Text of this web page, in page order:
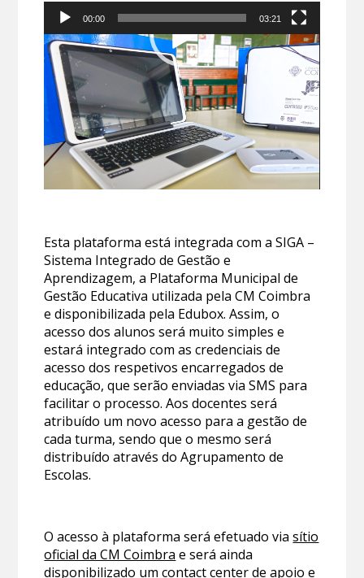
Reprodutor
de
vídeo
00:00 03:21
Esta plataforma está integrada com a SIGA –
Sistema Integrado de Gestão e
Aprendizagem, a Plataforma Municipal de
Gestão Educativa utilizada pela CM Coimbra
e disponibilizada pela Edubox. Assim, o
acesso dos alunos será muito simples e
estará integrado com as credenciais de
acesso dos respetivos encarregados de
educação, que serão enviadas via SMS para
facilitar o processo. Aos docentes será
atribuído um novo acesso para a gestão de
cada turma, sendo que o mesmo será
distribuído através do Agrupamento de
Escolas.
O acesso à plataforma será efetuado viasítio
oficial da CM Coimbra e será ainda
disponibilizado um contact center de apoio e